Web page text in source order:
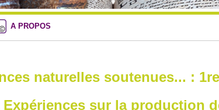
A PROPOS
naturelles soutenues... :
sur la production